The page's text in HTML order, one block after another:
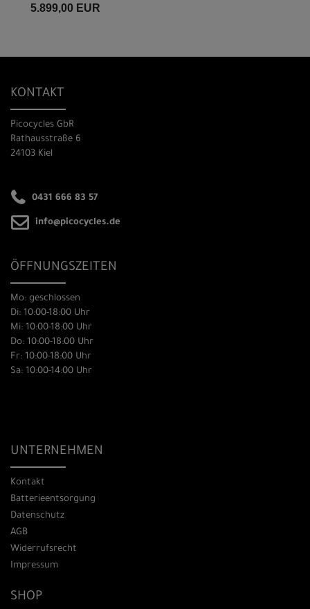
5.899,00 EUR
KONTAKT
Picocycles GbR
Rathausstraße 6
24103 Kiel
0431 666 83 57
info@picocycles.de
ÖFFNUNGSZEITEN
Mo: geschlossen
Di: 10:00-18:00 Uhr
Mi: 10:00-18:00 Uhr
Do: 10:00-18:00 Uhr
Fr: 10:00-18:00 Uhr
Sa: 10:00-14:00 Uhr
UNTERNEHMEN
Kontakt
Batterieentsorgung
Datenschutz
AGB
Widerrufsrecht
Impressum
SHOP